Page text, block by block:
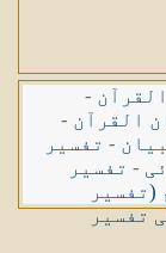
-
القرآن -
- تفسیر
- تفسیر
(تفسیر
تفسیر